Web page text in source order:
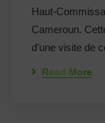
Haut-
Cameroun.
d’une visite de
Read More